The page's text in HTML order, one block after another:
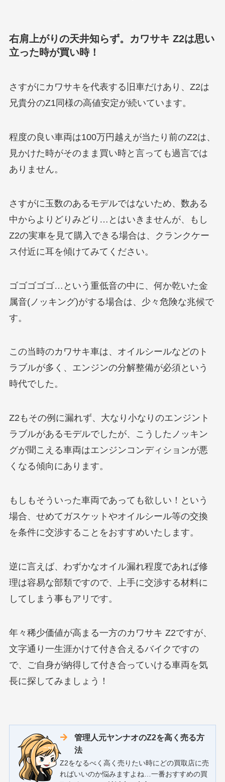
右肩上がりの天井知らず。カワサキ Z2は思い
立った時が買い時！
さすがにカワサキを代表する旧車だけあり、Z2は
兄貴分のZ1同様の高値安定が続いています。
程度の良い車両は100万円越えが当たり前のZ2は、
見かけた時がそのまま買い時と言っても過言では
ありません。
さすがに玉数のあるモデルではないため、数ある
中からよりどりみどり…とはいきませんが、もし
Z2の実車を見て購入できる場合は、クランクケー
ス付近に耳を傾けてみてください。
ゴゴゴゴゴ…という重低音の中に、何か乾いた金
属音(ノッキング)がする場合は、少々危険な兆候で
す。
この当時のカワサキ車は、オイルシールなどのト
ラブルが多く、エンジンの分解整備が必須という
時代でした。
Z2もその例に漏れず、大なり小なりのエンジント
ラブルがあるモデルでしたが、こうしたノッキン
グが聞こえる車両はエンジンコンディションが悪
くなる傾向にあります。
もしもそういった車両であっても欲しい！という
場合、せめてガスケットやオイルシール等の交換
を条件に交渉することをおすすめいたします。
逆に言えば、わずかなオイル漏れ程度であれば修
理は容易な部類ですので、上手に交渉する材料に
してしまう事もアリです。
年々稀少価値が高まる一方のカワサキ Z2ですが、
文字通り一生涯かけて付き合えるバイクですの
で、ご自身が納得して付き合っていける車両を気
長に探してみましょう！
管理人元ヤンナオのZ2を高く売る方
法
Z2をなるべく高く売りたい時にどの買取店に売
ればいいのか悩みますよね…一番おすすめの買